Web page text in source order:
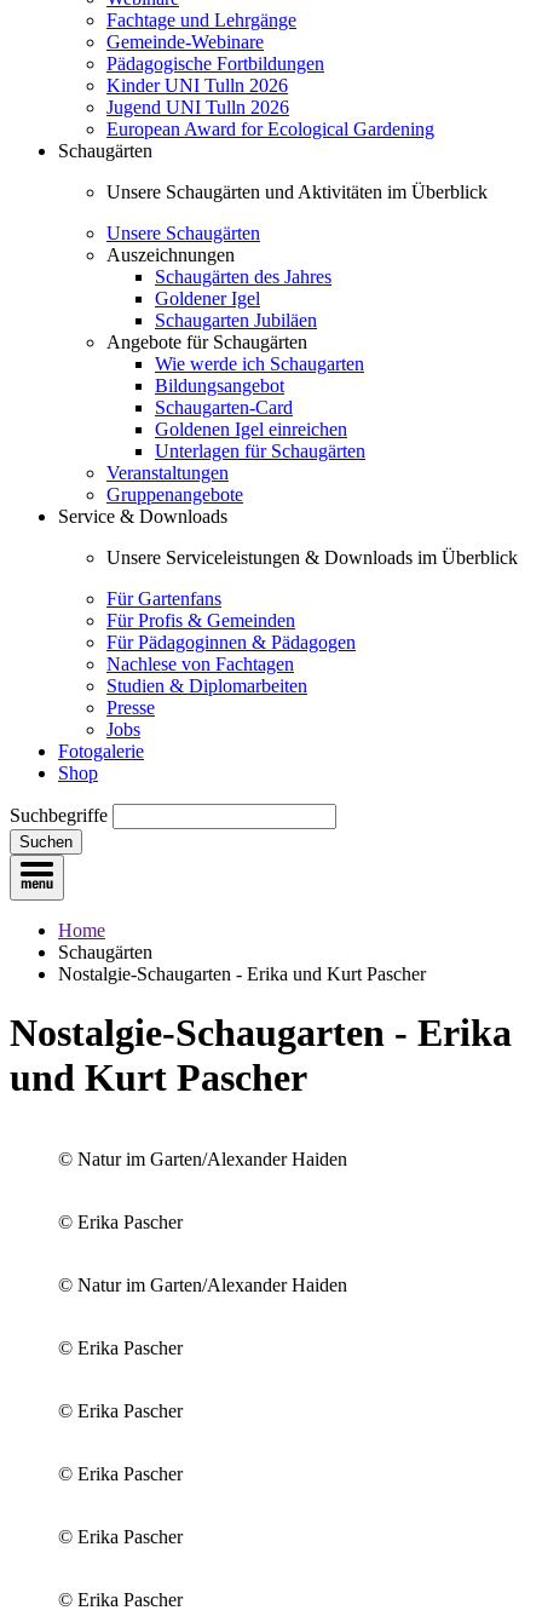
Fachtage und Lehrgänge
Gemeinde-Webinare
Pädagogische Fortbildungen
Kinder UNI Tulln 2026
Jugend UNI Tulln 2026
European Award for Ecological Gardening
Schaugärten
Unsere Schaugärten und Aktivitäten im Überblick
Unsere Schaugärten
Auszeichnungen
Schaugärten des Jahres
Goldener Igel
Schaugarten Jubiläen
Angebote für Schaugärten
Wie werde ich Schaugarten
Bildungsangebot
Schaugarten-Card
Goldenen Igel einreichen
Unterlagen für Schaugärten
Veranstaltungen
Gruppenangebote
Service & Downloads
Unsere Serviceleistungen & Downloads im Überblick
Für Gartenfans
Für Profis & Gemeinden
Für Pädagoginnen & Pädagogen
Nachlese von Fachtagen
Studien & Diplomarbeiten
Presse
Jobs
Fotogalerie
Shop
Suchbegriffe
Suchen
Home
Schaugärten
Nostalgie-Schaugarten - Erika und Kurt Pascher
Nostalgie-Schaugarten - Erika
und Kurt Pascher
© Natur im Garten/Alexander Haiden
© Erika Pascher
© Natur im Garten/Alexander Haiden
© Erika Pascher
© Erika Pascher
© Erika Pascher
© Erika Pascher
© Erika Pascher